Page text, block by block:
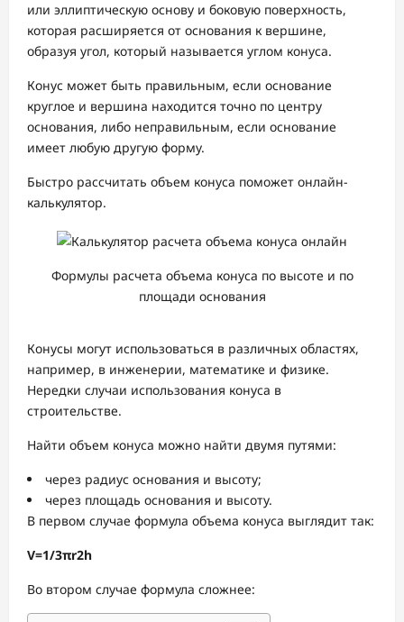
или эллиптическую основу и боковую поверхность,
которая расширяется от основания к вершине,
образуя угол, который называется углом конуса.
Конус может быть правильным, если основание
круглое и вершина находится точно по центру
основания, либо неправильным, если основание
имеет любую другую форму.
Быстро рассчитать объем конуса поможет онлайн-
калькулятор.
Формулы расчета объема конуса по высоте и по
площади основания
Конусы могут использоваться в различных областях,
например, в инженерии, математике и физике.
Нередки случаи использования конуса в
строительстве.
Найти объем конуса можно найти двумя путями:
через радиус основания и высоту;
через площадь основания и высоту.
В первом случае формула объема конуса выглядит так:
V=​1/3​​πr​2​​h
Во втором случае формула сложнее: